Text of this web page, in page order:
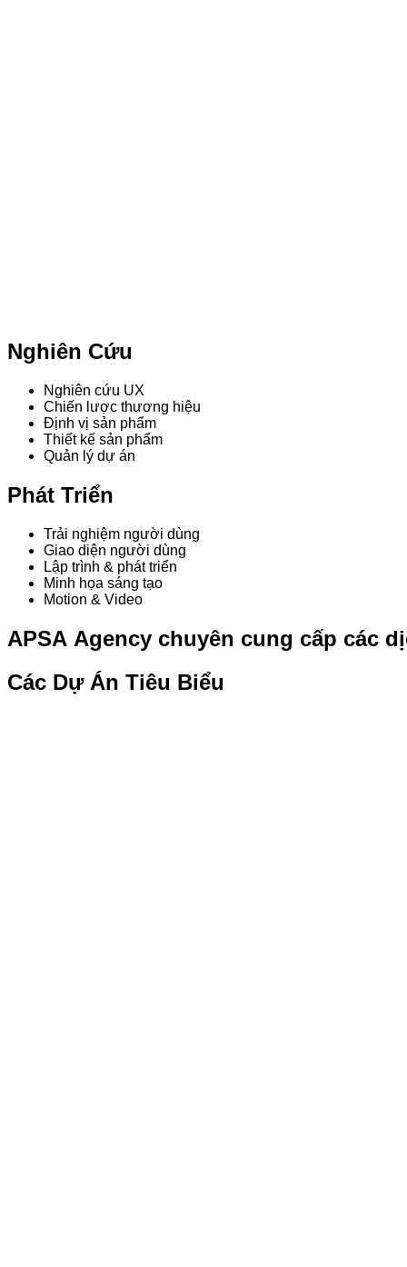
Nghiên Cứu
Nghiên cứu UX
Chiến lược thương hiệu
Định vị sản phẩm
Thiết kế sản phẩm
Quản lý dự án
Phát Triển
Trải nghiệm người dùng
Giao diện người dùng
Lập trình & phát triển
Minh họa sáng tạo
Motion & Video
APSA Agency chuyên cung cấp các dị
Các Dự Án Tiêu Biểu